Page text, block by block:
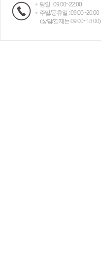
평일 : 09:00~22:00
주말/공휴일 : 09:00~20:00
(상담/결제는 09:00~18:00)